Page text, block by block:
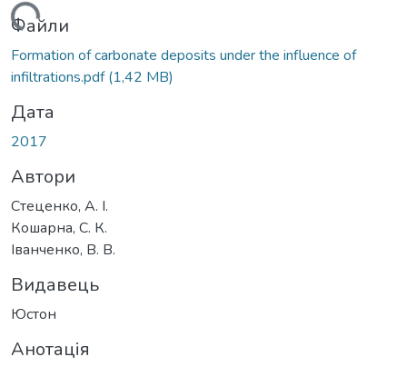
Файли
Formation of carbonate deposits under the influence of
infiltrations.pdf(1,42 MB)
Дата
2017
Автори
Стеценко, А. І.
Кошарна, С. К.
Іванченко, В. В.
Видавець
Юстон
Анотація